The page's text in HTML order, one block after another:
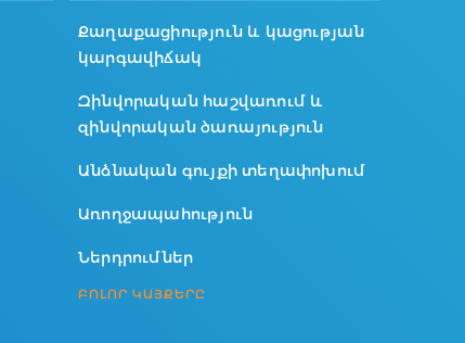
Քաղաքացիություն և կացության
կարգավիճակ
Զինվորական հաշվառում և
զինվորական ծառայություն
Անձնական գույքի տեղափոխում
Առողջապահություն
Ներդրումներ
ԲՈԼՈՐ ԿԱՅՔԵՐԸ